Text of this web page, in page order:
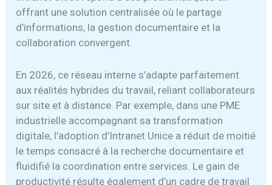
offrant une solution centralisée où le partage
d’informations, la gestion documentaire et la
collaboration convergent.
En 2026, ce réseau interne s’adapte parfaitement
aux réalités hybrides du travail, reliant collaborateurs
sur site et à distance. Par exemple, dans une PME
industrielle accompagnant sa transformation
digitale, l’adoption d’Intranet Unice a réduit de moitié
le temps consacré à la recherche documentaire et
fluidifié la coordination entre services. Le gain de
productivité résulte également d’un cadre de travail